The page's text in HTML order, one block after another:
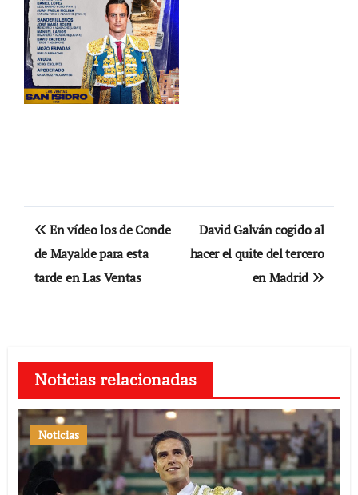
Navegación
de
entradas
En vídeo los de Conde
de Mayalde para esta
tarde en Las Ventas
David Galván cogido al
hacer el quite del tercero
en Madrid
Noticias relacionadas
Noticias